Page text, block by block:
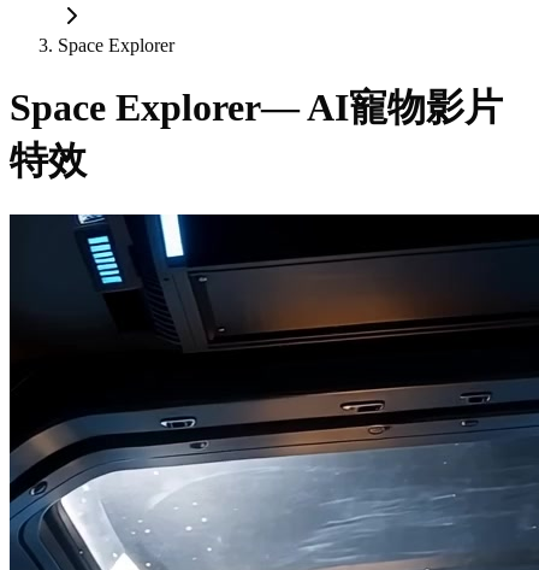
Space Explorer
Space Explorer— AI寵物影片
特效